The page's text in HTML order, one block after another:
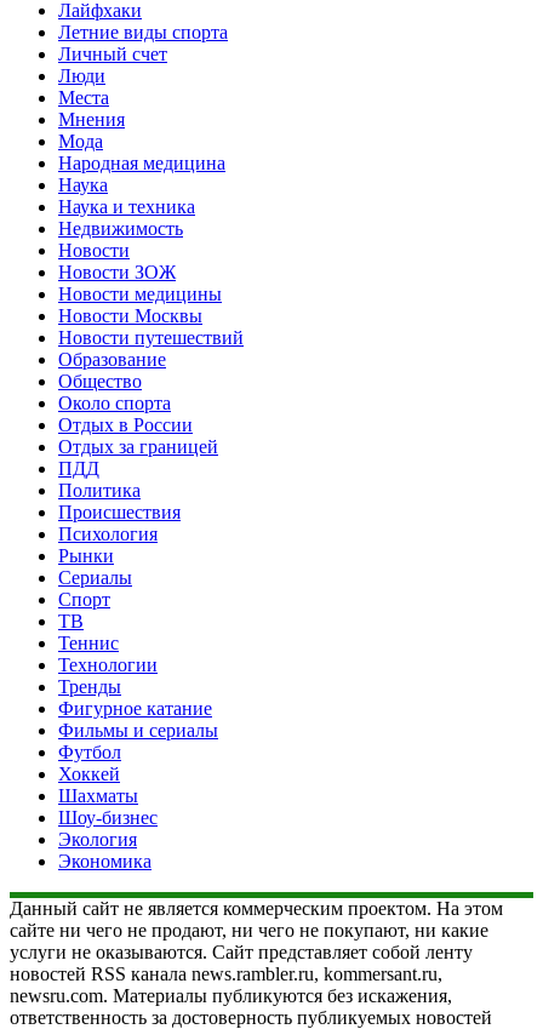
Лайфхаки
Летние виды спорта
Личный счет
Люди
Места
Мнения
Мода
Народная медицина
Наука
Наука и техника
Недвижимость
Новости
Новости ЗОЖ
Новости медицины
Новости Москвы
Новости путешествий
Образование
Общество
Около спорта
Отдых в России
Отдых за границей
ПДД
Политика
Происшествия
Психология
Рынки
Сериалы
Спорт
ТВ
Теннис
Технологии
Тренды
Фигурное катание
Фильмы и сериалы
Футбол
Хоккей
Шахматы
Шоу-бизнес
Экология
Экономика
Данный сайт не является коммерческим проектом. На этом
сайте ни чего не продают, ни чего не покупают, ни какие
услуги не оказываются. Сайт представляет собой ленту
новостей RSS канала news.rambler.ru, kommersant.ru,
newsru.com. Материалы публикуются без искажения,
ответственность за достоверность публикуемых новостей